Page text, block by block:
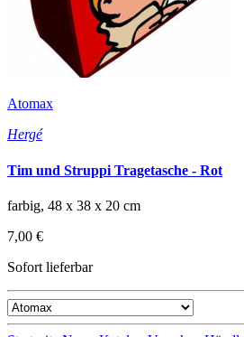
Atomax
Hergé
Tim und Struppi Tragetasche - Rot
farbig, 48 x 38 x 20 cm
7,00 €
Sofort lieferbar